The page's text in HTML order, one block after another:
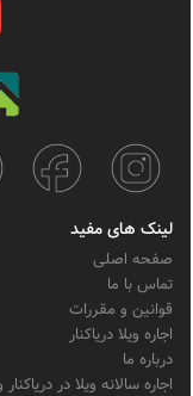
لینک های مفید
صفحه اصلی
تماس با ما
قوانین و مقررات
اجاره ویلا دریاکنار
درباره ما
اجاره سالانه ویلا در